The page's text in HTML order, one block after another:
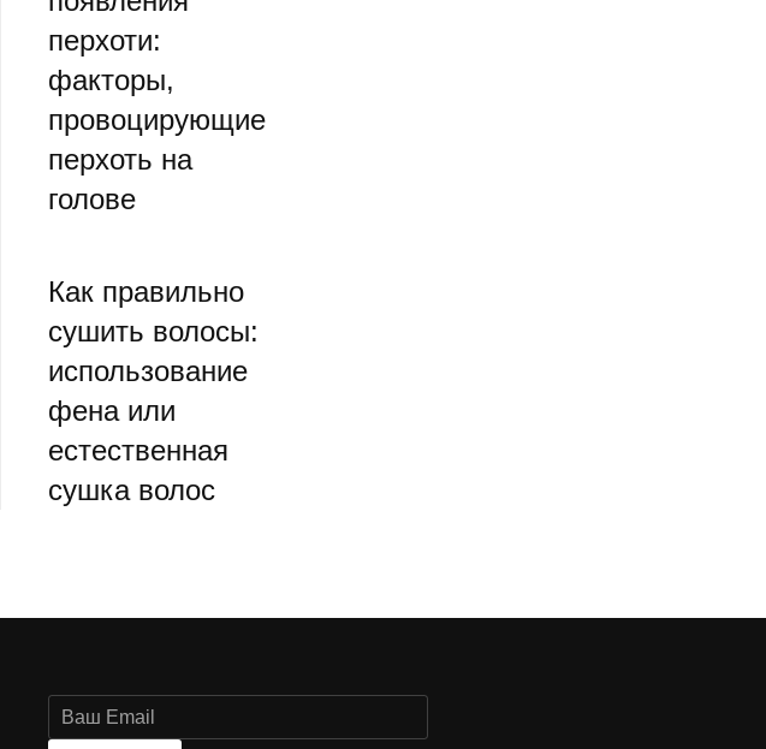
перхоти:
факторы,
провоцирующие
перхоть на
голове
Как правильно
сушить волосы:
использование
фена или
естественная
сушка волос